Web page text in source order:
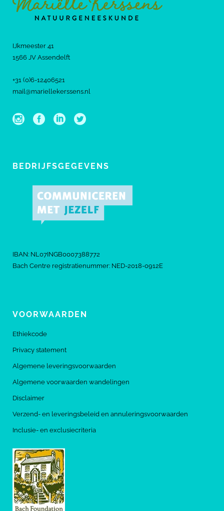
IJkmeester 41
1566 JV Assendelft
+31 (0)6-12406521
mail@mariellekerssens.nl
BEDRIJFSGEGEVENS
IBAN: NL07INGB0007388772
Bach Centre registratienummer: NED-2018-0912E
VOORWAARDEN
Ethiekcode
Privacy statement
Algemene leveringsvoorwaarden
Algemene voorwaarden wandelingen
Disclaimer
Verzend- en leveringsbeleid en annuleringsvoorwaarden
Inclusie- en exclusiecriteria